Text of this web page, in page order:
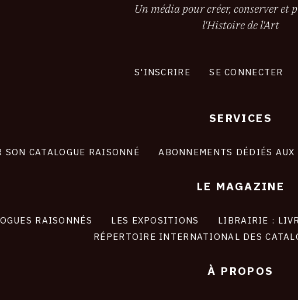
Un média pour créer, conserver et
l'Histoire de l'Art
S'INSCRIRE SE CONNECTER
SERVICES
SON CATALOGUE RAISONNÉ ABONNEMENTS DÉDIÉS AUX
LE MAGAZINE
RAISONNÉS LES EXPOSITIONS LIBRAIRIE :
RÉPERTOIRE INTERNATIONAL DES
À PROPOS